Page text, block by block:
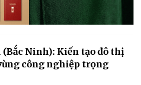
(Bắc Ninh): Kiến tạo đô thị
công nghiệp trọng